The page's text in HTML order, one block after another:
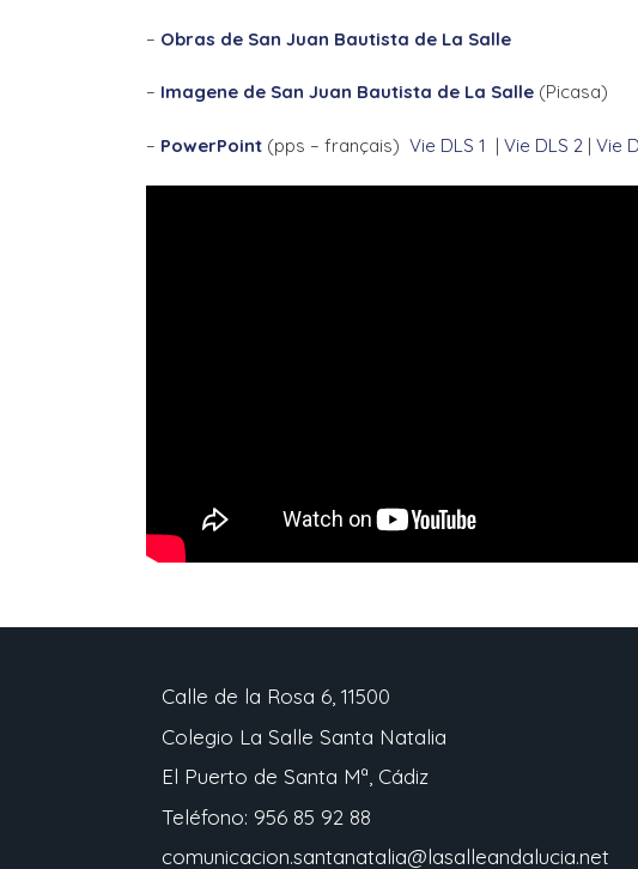
– Obras de San Juan Bautista de La Salle
– Imagene de San Juan Bautista de La Salle (Picasa)
– PowerPoint (pps – français) Vie DLS 1 | Vie DLS 2 | Vie
Calle de la Rosa 6, 11500
Colegio La Salle Santa Natalia
El Puerto de Santa Mª, Cádiz
Teléfono: 956 85 92 88
comunicacion.santanatalia@lasalleandalucia.net